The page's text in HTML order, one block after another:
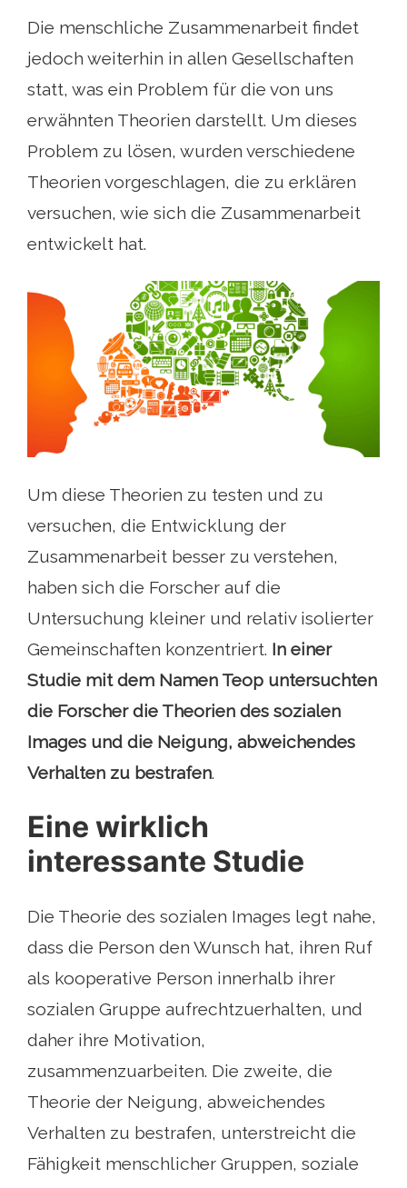
Die menschliche Zusammenarbeit findet
jedoch weiterhin in allen Gesellschaften
statt, was ein Problem für die von uns
erwähnten Theorien darstellt. Um dieses
Problem zu lösen, wurden verschiedene
Theorien vorgeschlagen, die zu erklären
versuchen, wie sich die Zusammenarbeit
entwickelt hat.
Um diese Theorien zu testen und zu
versuchen, die Entwicklung der
Zusammenarbeit besser zu verstehen,
haben sich die Forscher auf die
Untersuchung kleiner und relativ isolierter
Gemeinschaften konzentriert. In einer
Studie mit dem Namen Teop untersuchten
die Forscher die Theorien des sozialen
Images und die Neigung, abweichendes
Verhalten zu bestrafen.
Eine wirklich
interessante Studie
Die Theorie des sozialen Images legt nahe,
dass die Person den Wunsch hat, ihren Ruf
als kooperative Person innerhalb ihrer
sozialen Gruppe aufrechtzuerhalten, und
daher ihre Motivation,
zusammenzuarbeiten. Die zweite, die
Theorie der Neigung, abweichendes
Verhalten zu bestrafen, unterstreicht die
Fähigkeit menschlicher Gruppen, soziale